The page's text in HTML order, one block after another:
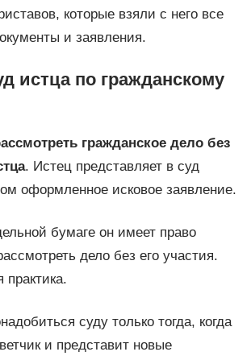
которые взяли с него все
и заявления.
истца по гражданскому
гражданское дело без
. Истец представляет в суд
оформленное исковое заявление.
бумаге он имеет право
дело без его участия.
практика.
суду только тогда, когда
и представит новые